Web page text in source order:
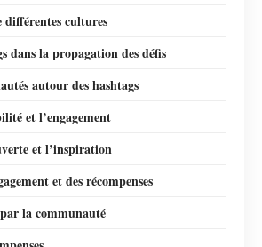
différentes cultures
dans la propagation des défis
autour des hashtags
et l’engagement
et l’inspiration
et des récompenses
la communauté